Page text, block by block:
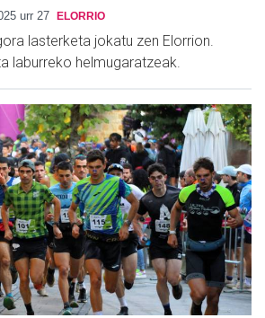
urr 27 ELORRIO
lasterketa jokatu zen Elorrion.
laburreko helmugaratzeak.